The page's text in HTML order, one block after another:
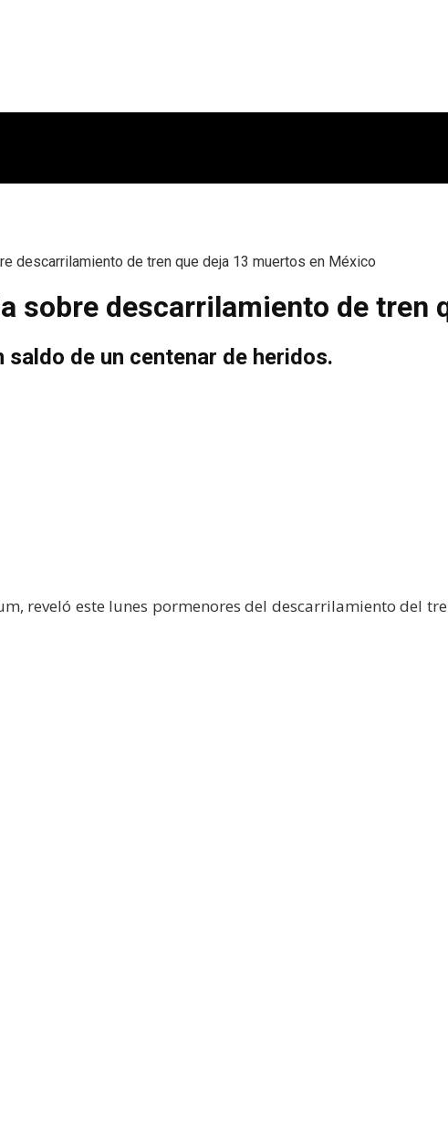
descarrilamiento de tren que deja 13 muertos en México
sobre descarrilamiento de tren
de un centenar de heridos.
reveló este lunes pormenores del descarrilamiento del